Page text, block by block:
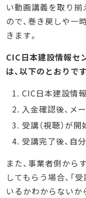
い動画講義を取り揃
ので、巻き戻しや一
きます。
CIC日本建設情報セ
は、以下のとおりです
CIC日本建設情
入金確認後、メ
受講（視聴）が開
受講完了後、自
また、事業者側から
してもらう場合、「
いるかわからないか